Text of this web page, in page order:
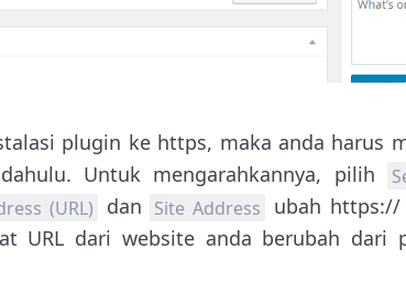
plugin ke https, maka anda harus
Untuk mengarahkannya, pilih
(URL) dan Site Address
ubah
URL dari website anda berubah dari